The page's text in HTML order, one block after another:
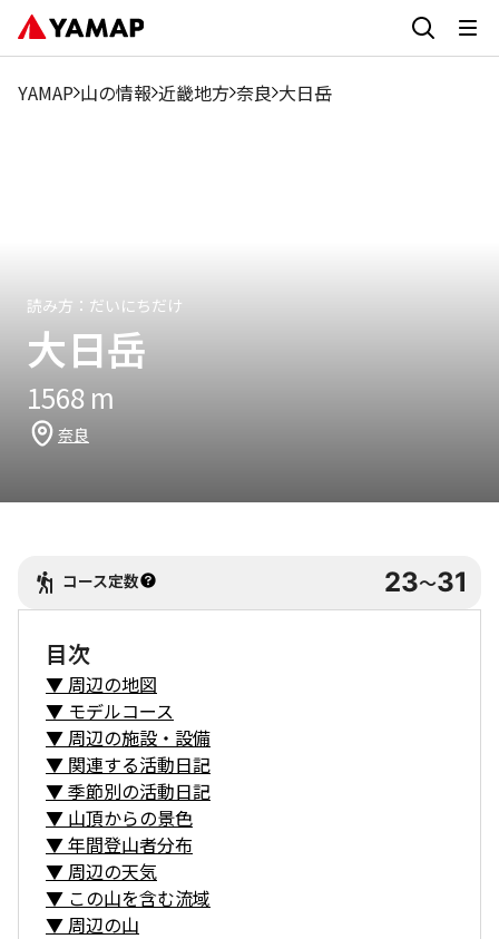
YAMAP 山の情報 近畿地方 奈良 大日岳
読み方： だいにちだけ
大日岳
1568 m
奈良
コース定数 23〜31
目次
▼ 周辺の地図
▼ モデルコース
▼ 周辺の施設・設備
▼ 関連する活動日記
▼季節別の活動日記
▼ 山頂からの景色
▼年間登山者分布
▼ 周辺の天気
▼ この山を含む流域
▼ 周辺の山
1月
2
3月 4月 5月 6月 7月 8月
9月
0.73%0%0.64%12.49%24.07%12.86%9.58%